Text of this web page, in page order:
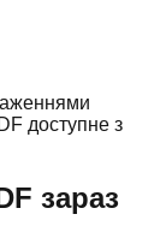
доступне з
зараз